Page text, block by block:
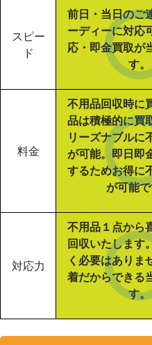
スピー
ド
前日・当日のご
ーディーに対応
応・即金買取が
す。
料金
不用品回収時に
品は積極的に買
リーズナブルに
が可能。即日即
するためお得に
が可能で
対応力
不用品１点から
回収いたします
く必要はありま
着だからできる
す。